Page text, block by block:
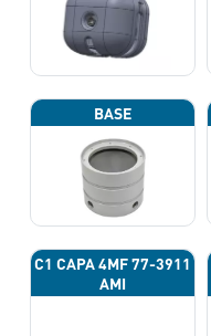
BASE
C1 CAPA 4ΜF 77-3911
AMI